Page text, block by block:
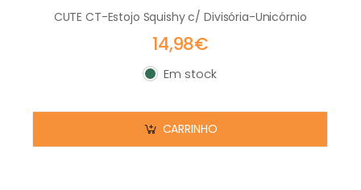
CUTE CT-Estojo Squishy c/ Divisória-Unicórnio
14,98€
Em stock
Em stock
CARRINHO